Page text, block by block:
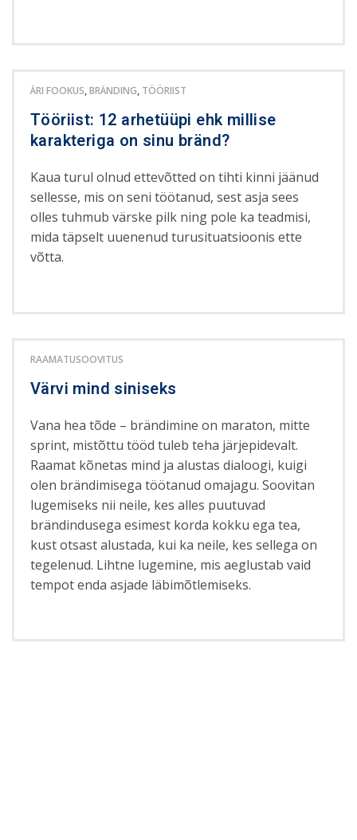
ÄRI FOOKUS,BRÄNDING, TÖÖRIIST
Tööriist: 12 arhetüüpi ehk millise
karakteriga on sinu bränd?
Kaua turul olnud ettevõtted on tihti kinni jäänud
sellesse, mis on seni töötanud, sest asja sees
olles tuhmub värske pilk ning pole ka teadmisi,
mida täpselt uuenenud turusituatsioonis ette
võtta.
RAAMATUSOOVITUS
Värvi mind siniseks
Vana hea tõde – brändimine on maraton, mitte
sprint, mistõttu tööd tuleb teha järjepidevalt.
Raamat kõnetas mind ja alustas dialoogi, kuigi
olen brändimisega töötanud omajagu. Soovitan
lugemiseks nii neile, kes alles puutuvad
brändindusega esimest korda kokku ega tea,
kust otsast alustada, kui ka neile, kes sellega on
tegelenud. Lihtne lugemine, mis aeglustab vaid
tempot enda asjade läbimõtlemiseks.